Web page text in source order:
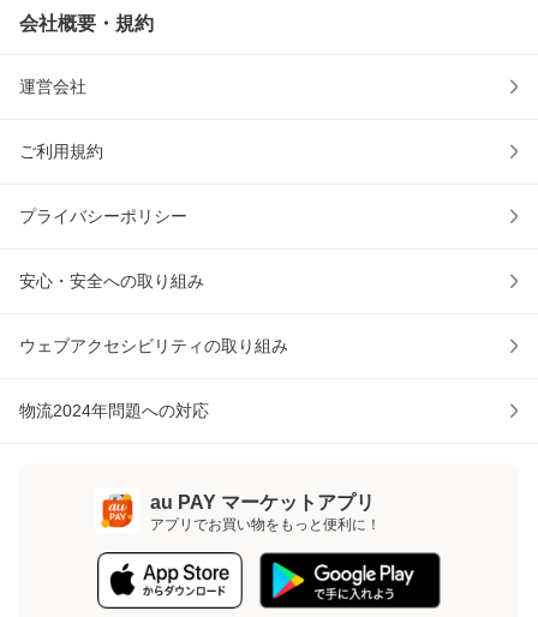
会社概要・規約
運営会社
ご利用規約
プライバシーポリシー
安心・安全への取り組み
ウェブアクセシビリティの取り組み
物流2024年問題への対応
au PAY マーケットアプリ
アプリでお買い物をもっと便利に！